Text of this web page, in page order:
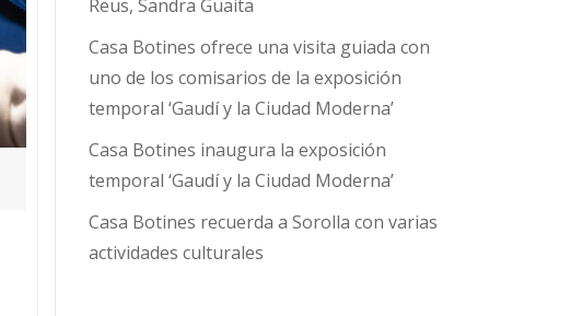
Reus, Sandra Guaita
Casa Botines ofrece una visita guiada con
uno de los comisarios de la exposición
temporal ‘Gaudí y la Ciudad Moderna’
Casa Botines inaugura la exposición
temporal ‘Gaudí y la Ciudad Moderna’
Casa Botines recuerda a Sorolla con varias
actividades culturales